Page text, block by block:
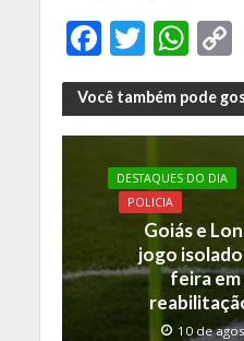
F
ac
e
b
o
o
T
w
itt
er
W
h
at
s
A
p
C
Você também pode
DESTAQUES DO DIA
POLICIA
Goiás e
jogo
feira em
10 de